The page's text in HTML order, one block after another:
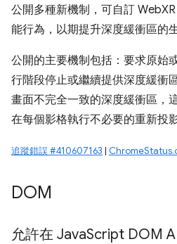
公開多種新機制，可自訂
能行為，以期提升深度緩衝區的
公開的主要機制包括：要求原始
行階段停止或繼續提供深度緩衝
畫面不完全一致的深度緩衝區，
在每個影格執行不必要的重新投影
追蹤錯誤 #410607163 |
DOM
允許在 JavaScript DOM